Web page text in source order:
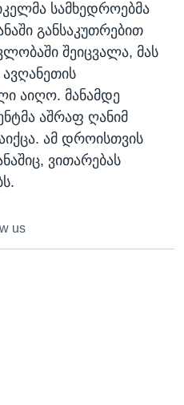
სამხედროებმა
განსაკუთრებით
შეიცვალა, მას
აიღო. მანამდე
აშრაფ ღანიმ
ამ დროისთვის
ვითარებას
us